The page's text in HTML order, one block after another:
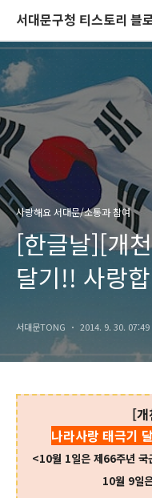
서대문구청 티스토리 블
사랑해요 서대문/소통과 참여
[한글날][개
달기!! 사랑
서대문TONG 2014. 9. 30. 07:49
[
나라사랑 태극기
<10월 1일은 제66주년
10월 9일